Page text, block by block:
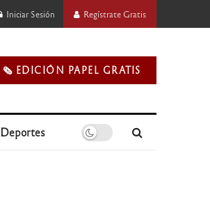
Iniciar Sesión Regístrate Gratis
🗞️ EDICIÓN PAPEL GRATIS
Deportes